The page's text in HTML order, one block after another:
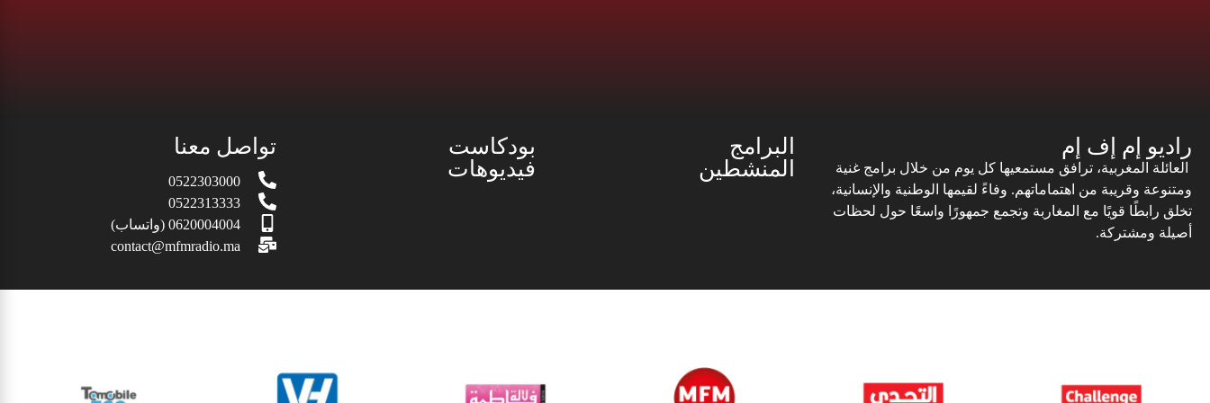
راديو إم إف إم
العائلة المغربية، ترافق مستمعيها كل يوم من خلال برامج غنية
ومتنوعة وقريبة من اهتماماتهم. وفاءً لقيمها الوطنية والإنسانية،
تخلق رابطًا قويًا مع المغاربة وتجمع جمهورًا واسعًا حول لحظات
أصيلة ومشتركة.
البرامج
المنشطين
بودكاست
فيديوهات
تواصل معنا
0522303000
0522313333
0620004004 (واتساب)
contact@mfmradio.ma